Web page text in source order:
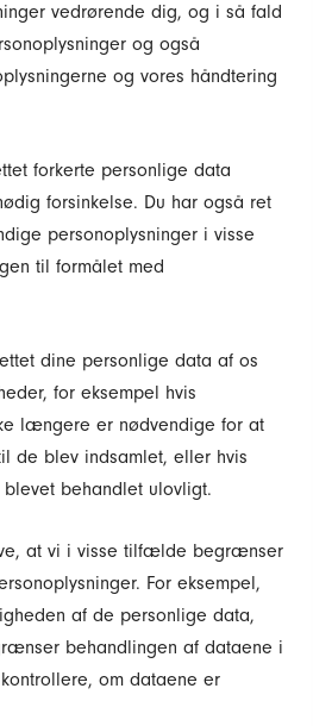
vedrørende dig, og i så fald
og også
og vores håndtering
forkerte personlige data
forsinkelse. Du har også ret
personoplysninger i visse
til formålet med
dine personlige data af os
for eksempel hvis
længere er nødvendige for at
de blev indsamlet, eller hvis
behandlet ulovligt.
at vi i visse tilfælde begrænser
For eksempel,
af de personlige data,
behandlingen af dataene i
om dataene er